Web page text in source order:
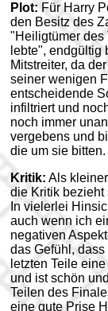
Plot: Für Harry
den Besitz des
"Heiligtümer des
lebte", endgültig
Mitstreiter, da
seiner wenigen
entscheidende
infiltriert und
noch immer
vergebens und
die um sie
Kritik: Als
die Kritik bezieht
In vielerlei
auch wenn ich
negativen
das Gefühl,
letzten Teile
und ist schön
Teilen des
eine gute Prise